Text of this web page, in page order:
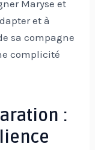
Maryse et
et à
sa compagne
complicité
: